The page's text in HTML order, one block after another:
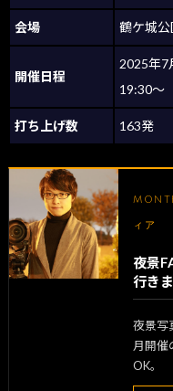
会場 鶴ケ城公
開催日程
2025年7
19:30～
打ち上げ数 163発
ィア
夜景
行き
夜景写
月開催
OK。